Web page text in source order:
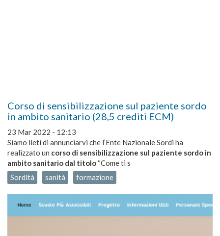
Corso di sensibilizzazione sul paziente sordo
in ambito sanitario (28,5 crediti ECM)
23 Mar 2022 - 12:13
Siamo lieti di annunciarvi che l’Ente Nazionale Sordi ha
realizzato un corso di sensibilizzazione sul paziente sordo in
ambito sanitario dal titolo “Come ti s
Sordità
sanità formazione